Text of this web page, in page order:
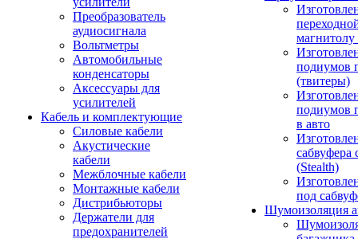
Преобразователь
аудиосигнала
Вольтметры
Автомобильные
конденсаторы
Аксессуары для
усилителей
Кабель и комплектующие
Силовые кабели
Акустические
кабели
Межблочные кабели
Монтажные кабели
Дистрибьюторы
Держатели для
предохранителей
подиумов
(твитеры)
подиумов
в авто
сабвуфера
(Stealth)
под
Шумоизоляция